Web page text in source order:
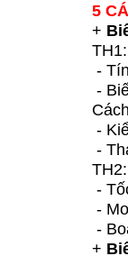
5
+
-
-
-
-
-
-
-
+